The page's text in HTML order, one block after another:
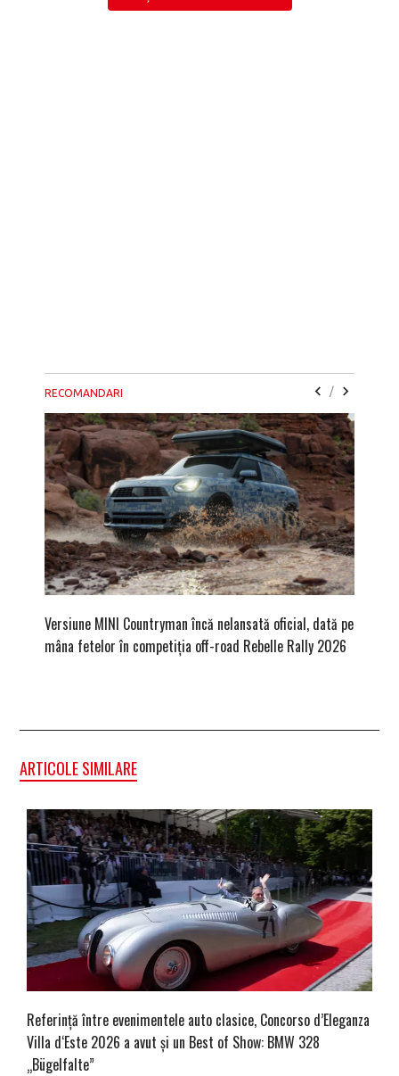
RECOMANDARI /
Versiune MINI Countryman încă nelansată oficial, dată pe
mâna fetelor în competiția off-road Rebelle Rally 2026
ARTICOLE SIMILARE
Referință între evenimentele auto clasice, Concorso d’Eleganza
Villa d‘Este 2026 a avut și un Best of Show: BMW 328
„Bügelfalte”